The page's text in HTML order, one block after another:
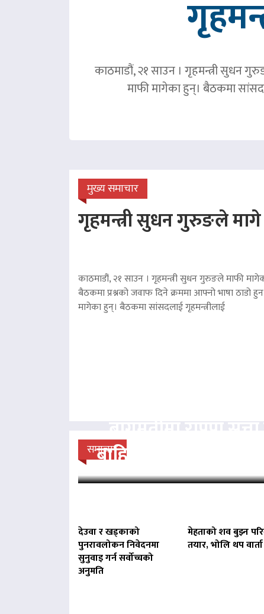
काठमाडौं, २१ साउन । गृहमन्त्री सुधन
माफी मागेका हुन्। बैठकमा
मुख्य समाचार
गृहमन्त्री सुधन गुरुङले
काठमाडौं, २१ साउन । गृहमन्त्री सुधन गुरुङले माफी
बैठकमा प्रश्नको जवाफ दिने क्रममा आफ्नो भाषा ठाडो
मागेका हुन्। बैठकमा सांसदलाई गृहमन्त्रीलाई
समाचार
बाहिर, बानियाँ सरकार
देउवा र खड्काको
पुनरावलोकन निवेदनमा
सुनुवाइ गर्न सर्वोच्चको
अनुमति
मेहताको शव बुझ्न
तयार, भोलि थप